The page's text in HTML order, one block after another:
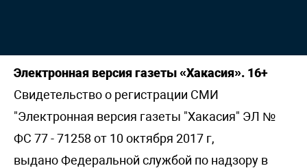
Электронная версия газеты «Хакасия». 16+
Свидетельство о регистрации СМИ
"Электронная версия газеты "Хакасия" ЭЛ №
ФС 77 - 71258 от 10 октября 2017 г,
выдано Федеральной службой по надзору в